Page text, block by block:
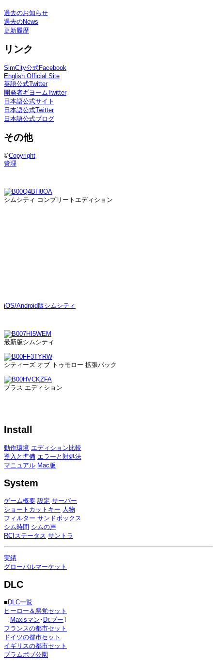
過去のお知らせ
過去のNews
更新履歴
リンク
SimCity公式Facebook
English Official Site
英語公式Twitter
開発者ギヨームTwitter
日本語公式サイト
日本語公式Twitter
日本語公式ブログ
その他
©Copyright
管理
シムシティ コンプリートエディション
iOS/Android版シムシティ
最新版シムシティ
シティーズ オブ トゥモロー 拡張パック
プラス エディション
Install
動作環境 エディション比較
導入と準備 エラーと対処法
マニュアル Mac版
System
ゲーム概要 設定 サーバー
ショートカットキー 人物
フィルター サンドボックス
シム時間 シムの声
RCIステータス サントラ
実績
グローバルマーケット
DLC
■ DLC一覧
ヒーロー＆悪党セット
〔 Maxisマン ･ Dr.ブー 〕
フランスの都市セット
ドイツの都市セット
イギリスの都市セット
プラムボブ公園